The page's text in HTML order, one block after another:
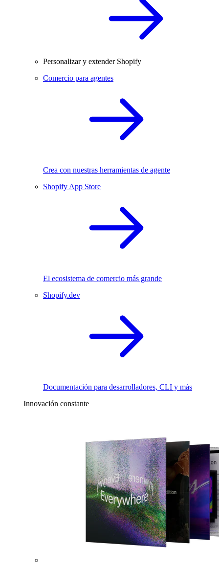
Personalizar y extender Shopify
Comercio para agentes
Crea con nuestras herramientas de agente
Shopify App Store
El ecosistema de comercio más grande
Shopify.dev
Documentación para desarrolladores, CLI y más
Innovación constante